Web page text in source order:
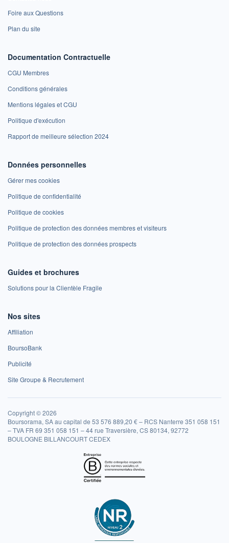
Foire aux Questions
Plan du site
Documentation Contractuelle
CGU Membres
Conditions générales
Mentions légales et CGU
Politique d'exécution
Rapport de meilleure sélection 2024
Données personnelles
Gérer mes cookies
Politique de confidentialité
Politique de cookies
Politique de protection des données membres et visiteurs
Politique de protection des données prospects
Guides et brochures
Solutions pour la Clientèle Fragile
Nos sites
Affiliation
BoursoBank
Publicité
Site Groupe & Recrutement
Copyright © 2026
Boursorama, SA au capital de 53 576 889,20 € – RCS Nanterre 351 058 151
– TVA FR 69 351 058 151 – 44 rue Traversière, CS 80134, 92772
BOULOGNE BILLANCOURT CEDEX